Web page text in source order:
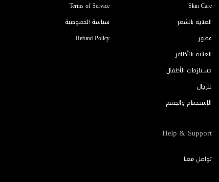
Skin Care
العناية بالشعر
عطور
العناية بالأظافر
مستلزمات الأطفال
للرجال
الإستحمام والجسم
Terms of Service
سياسة الخصوصية
Refund Policy
Help & Support
تواصل معنا